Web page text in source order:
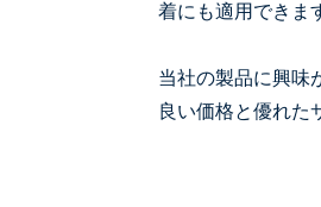
着にも適用できま
当社の製品に興味
良い価格と優れた